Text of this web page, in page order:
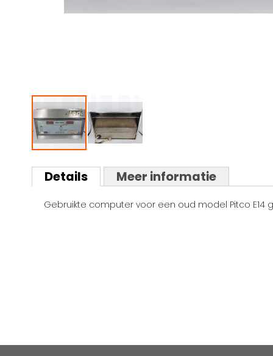
naar
het
van
Details
Gebruikte computer voor een oud model Pitco E14
Meer informatie